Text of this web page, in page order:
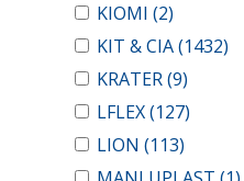
KIOMI (2)
KIT & CIA(1432)
KRATER(9)
LFLEX(127)
LION (113)